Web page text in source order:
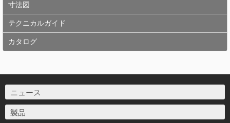
寸法図
テクニカルガイド
カタログ
ニュース
製品